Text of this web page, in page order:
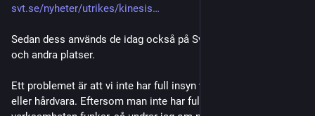
svt.se/nyheter/utrikes/kinesis
Sedan dess används de idag också på Sveriges Domstolar
och andra platser.
Ett problemet är att vi inte har full insyn varken över mjuk-
eller hårdvara. Eftersom man inte har full koll på att